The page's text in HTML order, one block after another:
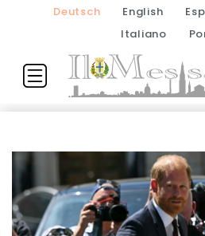
Deutsch English
Italiano